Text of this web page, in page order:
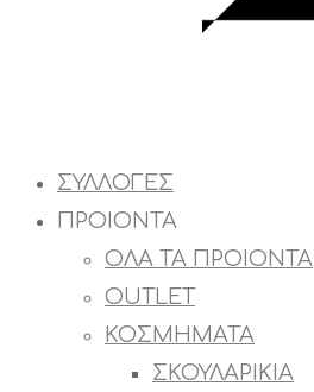
ΣΥΛΛΟΓΕΣ
ΠΡΟΙΟΝΤΑ
ΟΛΑ ΤΑ ΠΡΟΙΟΝΤΑ
OUTLET
ΚΟΣΜΗΜΑΤΑ
ΣΚΟΥΛΑΡΙΚΙΑ